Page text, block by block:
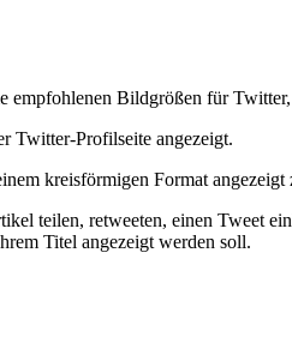
Bildgrößen für
Twitter-Profilseite angezeigt.
kreisförmigen Format angezeigt
teilen, retweeten, einen Tweet
Titel angezeigt werden soll.